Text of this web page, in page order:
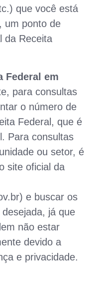
que você está
um ponto de
da Receita
Federal em
para consultas
o número de
Federal, que é
Para consultas
ou setor, é
site oficial da
e buscar os
já que
não estar
devido a
e privacidade.